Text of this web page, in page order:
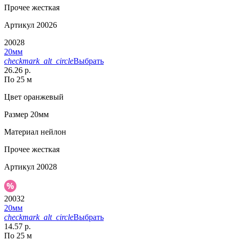
Прочее жесткая
Артикул 20026
20028
20мм
checkmark_alt_circleВыбрать
26.26 р.
По 25 м
Цвет оранжевый
Размер 20мм
Материал нейлон
Прочее жесткая
Артикул 20028
20032
20мм
checkmark_alt_circleВыбрать
14.57 р.
По 25 м